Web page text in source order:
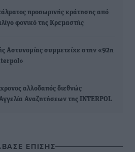
προσωρινής κράτησης από
φονικό της Κρεμαστής
Αστυνομίας συμμετείχε στην «92η
αλλοδαπός διεθνώς
Αναζητήσεων της INTERPOL
ΕΠΙΣΗΣ